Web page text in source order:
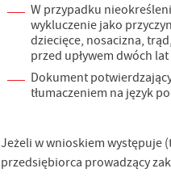
W przypadku
wykluczenie jako
dziecięce, nosacizna,
przed upływem dwóch
Dokument
tłumaczeniem na język
Jeżeli w wnioskiem występuje
przedsiębiorca prowadzący